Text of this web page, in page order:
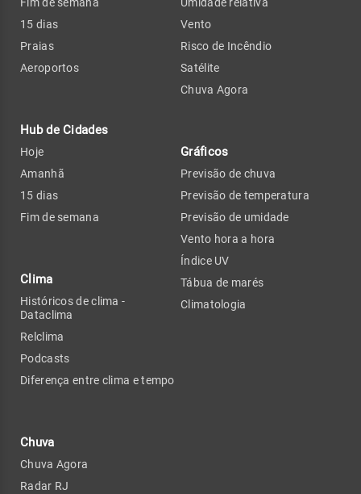
Fim de semana
15 dias
Praias
Aeroportos
Hub de Cidades
Hoje
Amanhã
15 dias
Fim de semana
Clima
Históricos de clima -
Dataclima
Relclima
Podcasts
Diferença entre clima e tempo
Chuva
Chuva Agora
Radar RJ
Umidade relativa
Vento
Risco de Incêndio
Satélite
Chuva Agora
Gráficos
Previsão de chuva
Previsão de temperatura
Previsão de umidade
Vento hora a hora
Índice UV
Tábua de marés
Climatologia